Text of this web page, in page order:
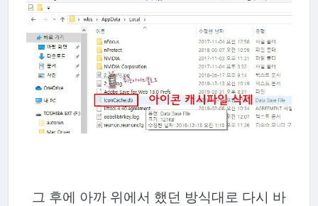
그 후에 아까 위에서 했던 방식대로 다시 바